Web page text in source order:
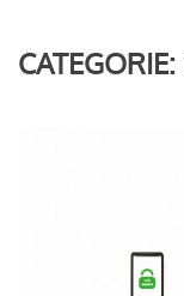
CATEGORIE: